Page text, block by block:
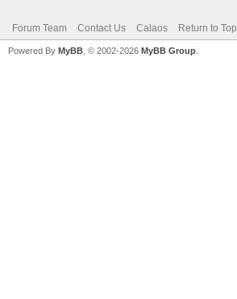
Forum Team Contact Us Calaos Return to Top
Powered By MyBB , © 2002-2026 MyBB Group